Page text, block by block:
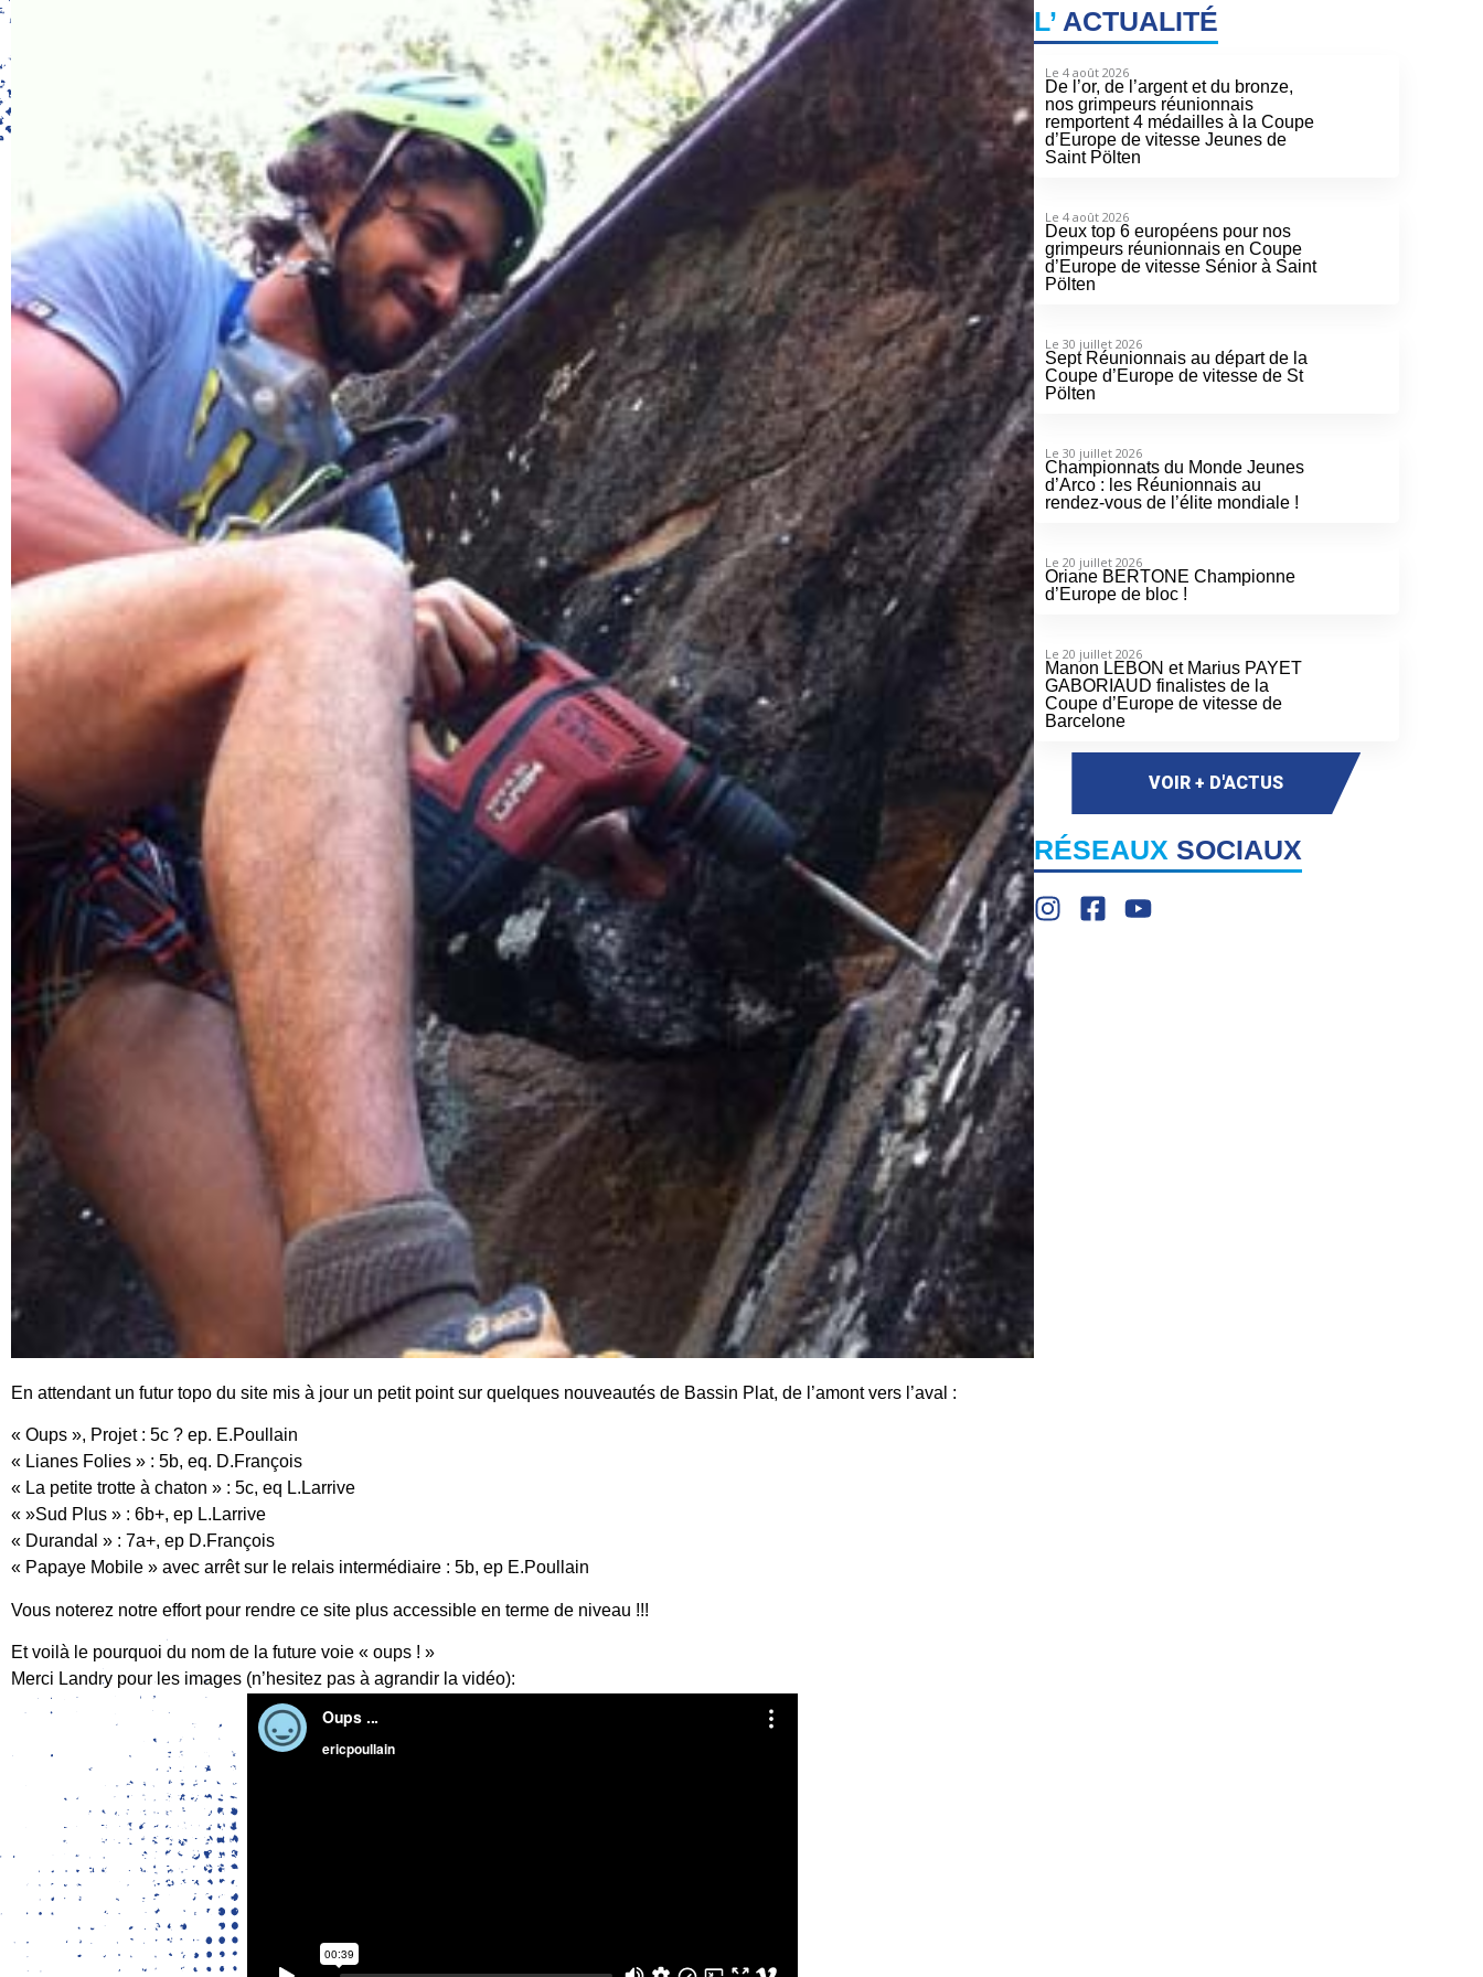
En attendant un futur topo du site mis à jour un petit point sur quelques nouveautés de Bassin Plat, de l’amont vers l’aval :
« Oups », Projet : 5c ? ep. E.Poullain
« Lianes Folies » : 5b, eq. D.François
« La petite trotte à chaton » : 5c, eq L.Larrive
« »Sud Plus » : 6b+, ep L.Larrive
« Durandal » : 7a+, ep D.François
« Papaye Mobile » avec arrêt sur le relais intermédiaire : 5b, ep E.Poullain
Vous noterez notre effort pour rendre ce site plus accessible en terme de niveau !!!
Et voilà le pourquoi du nom de la future voie « oups ! »
Merci Landry pour les images (n’hesitez pas à agrandir la vidéo):
L’ACTUALITÉ
Le 4 août 2026
De l’or, de l’argent et du bronze,
nos grimpeurs réunionnais
remportent 4 médailles à la Coupe
d’Europe de vitesse Jeunes de
Saint Pölten
Le 4 août 2026
Deux top 6 européens pour nos
grimpeurs réunionnais en Coupe
d’Europe de vitesse Sénior à Saint
Pölten
Le 30 juillet 2026
Sept Réunionnais au départ de la
Coupe d’Europe de vitesse de St
Pölten
Le 30 juillet 2026
Championnats du Monde Jeunes
d’Arco : les Réunionnais au
rendez-vous de l’élite mondiale !
Le 20 juillet 2026
Oriane BERTONE Championne
d’Europe de bloc !
Le 20 juillet 2026
Manon LEBON et Marius PAYET
GABORIAUD finalistes de la
Coupe d’Europe de vitesse de
Barcelone
VOIR + D'ACTUS
RÉSEAUX SOCIAUX